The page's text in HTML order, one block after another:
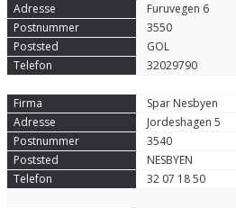
Furuvegen 6
3550
GOL
32029790
Spar Nesbyen
Jordeshagen 5
3540
NESBYEN
32 07 18 50